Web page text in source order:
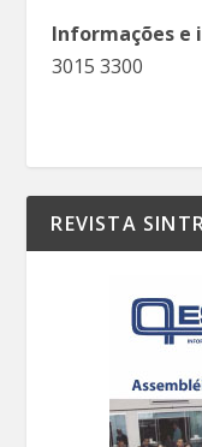
Informações e
3015 3300
REVISTA